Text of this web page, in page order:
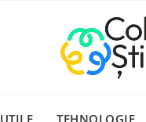
UTILE TEHNOLOGIE